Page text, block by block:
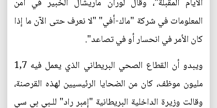
المعلومات في شركة "ماك-أفي" "لا نعرف حتى الآن ما إذا
كان الأمر في انحسار أو في تصاعد".
ويبدو أن القطاع الصحي البريطاني الذي يعمل فيه 1,7
مليون موظف، كان من الضحايا الرئيسيين لهذه القرصنة،
وقالت وزيرة الداخلية البريطانية "إمبر راد" للـبي بي سي